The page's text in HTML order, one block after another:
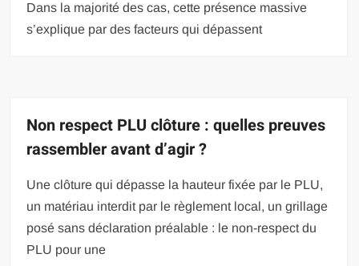
Dans la majorité des cas, cette présence massive
s’explique par des facteurs qui dépassent
Non respect PLU clôture : quelles preuves
rassembler avant d’agir ?
Une clôture qui dépasse la hauteur fixée par le PLU,
un matériau interdit par le règlement local, un grillage
posé sans déclaration préalable : le non-respect du
PLU pour une